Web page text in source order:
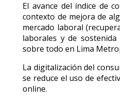
El avance del índice de
contexto de mejora de
mercado laboral
laborales y de sostenida
sobre todo en Lima
La digitalización del
se reduce el uso de
online.